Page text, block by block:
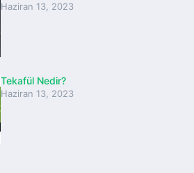
Haziran 13, 2023
Tekafül Nedir?
Haziran 13, 2023